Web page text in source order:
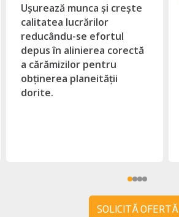
Ușurează munca și crește
calitatea lucrărilor
reducându-se efortul
depus în alinierea corectă
a cărămizilor pentru
obținerea planeității
dorite.
SOLICITĂ OFERTĂ